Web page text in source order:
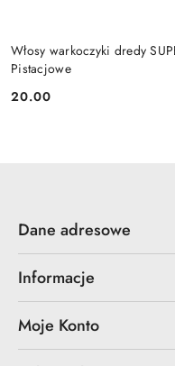
Włosy warkoczyki dredy
Pistacjowe
Cena:
20.00
Dane adresowe
Informacje
Moje Konto